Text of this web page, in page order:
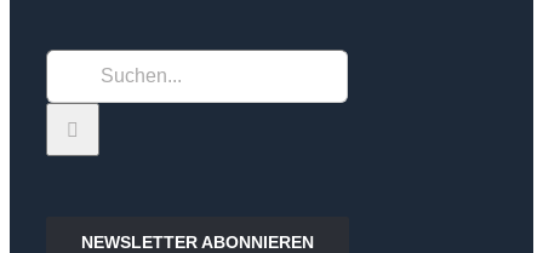
nach:
NEWSLETTER ABONNIEREN